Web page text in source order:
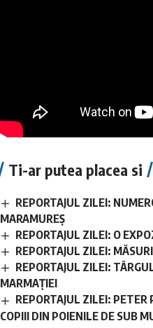
Ti-ar putea placea si
REPORTAJUL ZILEI:
MARAMUREȘ
REPORTAJUL ZILEI: O
REPORTAJUL ZILEI:
REPORTAJUL ZILEI:
MARMAȚIEI
REPORTAJUL ZILEI:
COPIII DIN POIENILE DE SUB